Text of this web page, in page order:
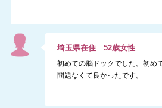
埼玉県在住52歳女性
初めての脳ドックでした。初め
問題なくて良かったです。